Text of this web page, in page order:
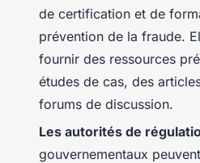
de certification et de
prévention de la fraude.
fournir des ressources
études de cas, des
forums de discussion.
Les autorités de
gouvernementaux